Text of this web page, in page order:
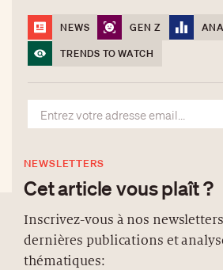
NEWS GEN Z
TRENDS TO WATCH
NEWSLETTERS
Cet article vous plaît ?
Inscrivez-vous à nos
dernières publications et
thématiques:
À PROPOS